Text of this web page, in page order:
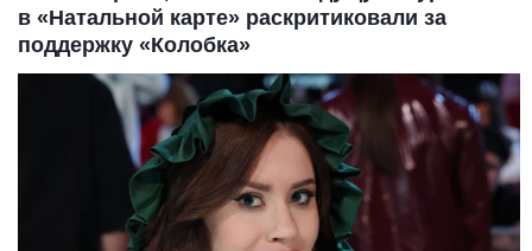
в «Натальной карте» раскритиковали за
поддержку «Колобка»